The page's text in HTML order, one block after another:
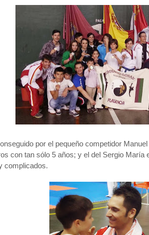
por el pequeño competidor
con tan sólo 5 años; y el del Sergio María
complicados.